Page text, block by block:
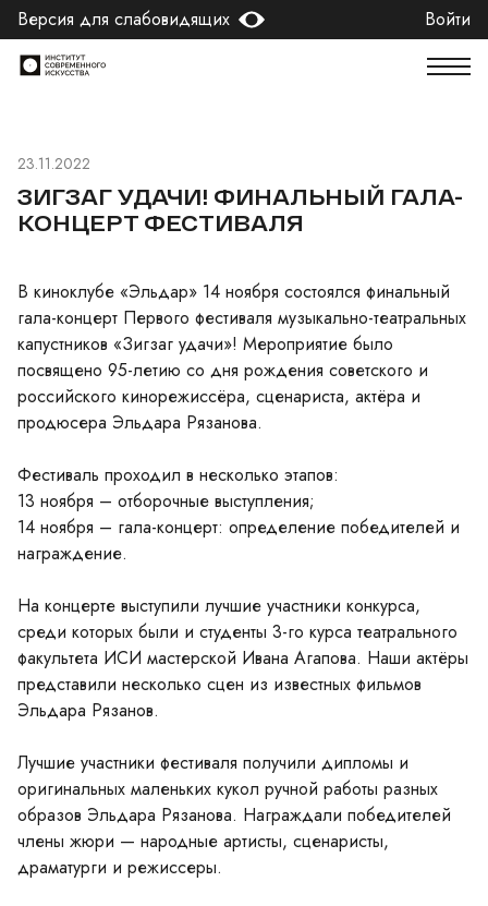
Версия для слабовидящих Войти
23.11.2022
ЗИГЗАГ УДАЧИ! ФИНАЛЬНЫЙ ГАЛА-
КОНЦЕРТ ФЕСТИВАЛЯ
В киноклубе «Эльдар» 14 ноября состоялся финальный
гала-концерт Первого фестиваля музыкально-театральных
капустников «Зигзаг удачи»! Мероприятие было
посвящено 95-летию со дня рождения советского и
российского кинорежиссёра, сценариста, актёра и
продюсера Эльдара Рязанова.
Фестиваль проходил в несколько этапов:
13 ноября – отборочные выступления;
14 ноября – гала-концерт: определение победителей и
награждение.
На концерте выступили лучшие участники конкурса,
среди которых были и студенты 3-го курса театрального
факультета ИСИ мастерской Ивана Агапова. Наши актёры
представили несколько сцен из известных фильмов
Эльдара Рязанов.
Лучшие участники фестиваля получили дипломы и
оригинальных маленьких кукол ручной работы разных
образов Эльдара Рязанова. Награждали победителей
члены жюри — народные артисты, сценаристы,
драматурги и режиссеры.